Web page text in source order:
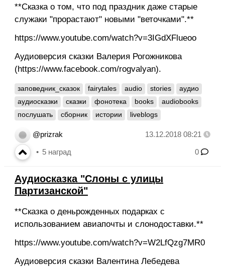
**Сказка о том, что под праздник даже старые
служаки "прорастают" новыми "веточками".**
https://www.youtube.com/watch?v=3IGdXFlueoo
Аудиоверсия сказки Валерия Рогожникова
(https://www.facebook.com/rogvalyan).
заповедник_сказок fairytales audio stories
аудио
аудиосказки
сказки фонотека books
audiobooks
послушать
сборник истории liveblogs
@prizrak 13.12.2018 08:21
5 наград 0
Аудиосказка "Слоны с улицы
Партизанской"
**Сказка о деньрожденных подарках с
использованием авиапочты и слонодоставки.**
https://www.youtube.com/watch?v=W2LfQzg7MR0
Аудиоверсия сказки Валентина Лебедева